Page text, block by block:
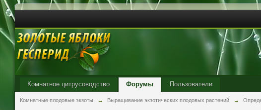
Комнатное цитрусоводство Форумы Пользователи
Комнатные плодовые экзоты → Выращивание экзотических плодовых растений →